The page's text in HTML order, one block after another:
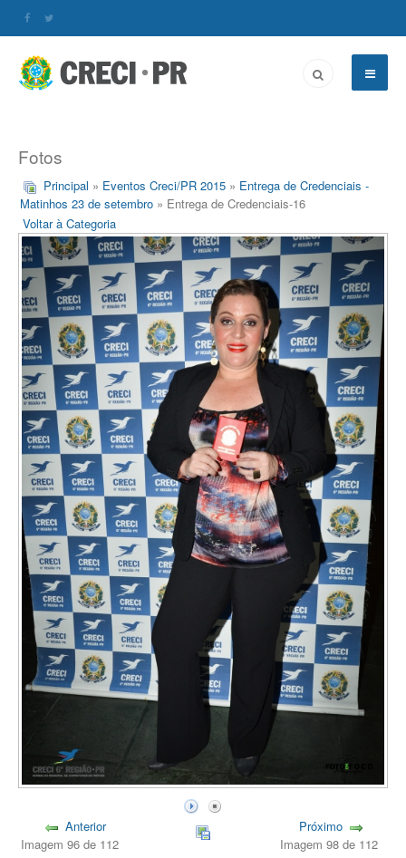
Fotos
Principal » Eventos Creci/PR 2015 » Entrega de Credenciais -
Matinhos 23 de setembro » Entrega de Credenciais-16
Voltar à Categoria
Anterior
Imagem 96 de 112
Próximo
Imagem 98 de 112